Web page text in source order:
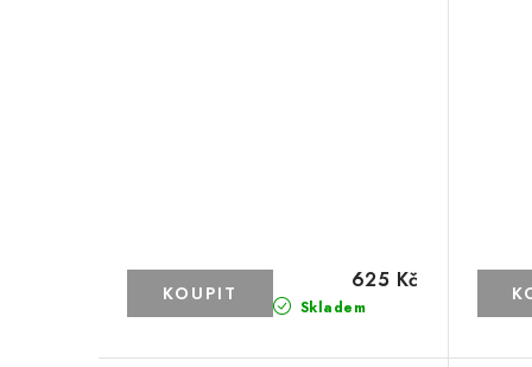
Skladem
625 Kč